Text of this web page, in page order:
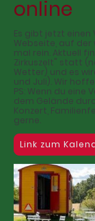
online
Es gibt jetzt
Webseite, auf der
mal rein. Aktuell
Zirkuszelt" statt
Wetter) und es
und Juli). Wir
PS: Wenn du eine
dem Gelände
Konzert,
gerne.
Link zum